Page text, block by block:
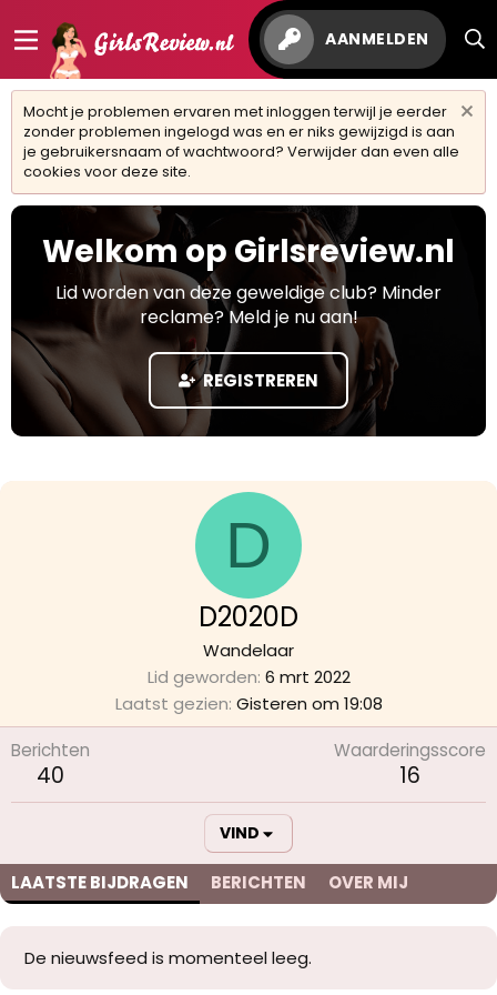
AANMELDEN
Mocht je problemen ervaren met inloggen terwijl je eerder
zonder problemen ingelogd was en er niks gewijzigd is aan
je gebruikersnaam of wachtwoord? Verwijder dan even alle
cookies voor deze site.
Welkom op Girlsreview.nl
Lid worden van deze geweldige club? Minder
reclame? Meld je nu aan!
REGISTREREN
D
D2020D
Wandelaar
Lid geworden 6 mrt 2022
Laatst gezien Gisteren om 19:08
Berichten
40
Waarderingsscore
16
VIND
LAATSTE BIJDRAGEN BERICHTEN OVER MIJ
De nieuwsfeed is momenteel leeg.